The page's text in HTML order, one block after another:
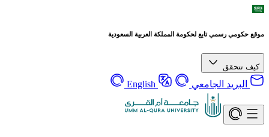
موقع حكومي رسمي تابع لحكومة المملكة العربية السعودية
كيف تتحقق
البريد الجامعي English